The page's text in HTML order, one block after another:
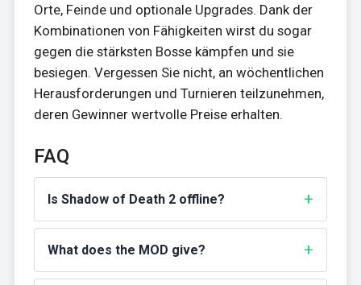
Orte, Feinde und optionale Upgrades. Dank der
Kombinationen von Fähigkeiten wirst du sogar
gegen die stärksten Bosse kämpfen und sie
besiegen. Vergessen Sie nicht, an wöchentlichen
Herausforderungen und Turnieren teilzunehmen,
deren Gewinner wertvolle Preise erhalten.
FAQ
Is Shadow of Death 2 offline?
What does the MOD give?